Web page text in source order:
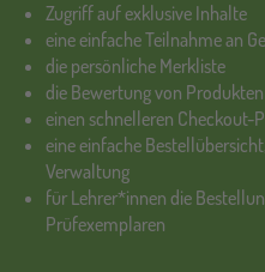
Zugriff auf exklusive Inhalte
eine einfache Teilnahme an
die persönliche Merkliste
die Bewertung von Produkten
einen schnelleren Checkout-
eine einfache
Verwaltung
für Lehrer*innen die
Prüfexemplaren